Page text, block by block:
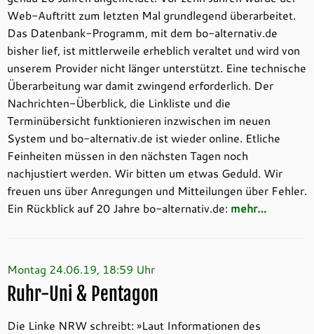
Web-Auftritt zum letzten Mal grundlegend überarbeitet.
Das Datenbank-Programm, mit dem bo-alternativ.de
bisher lief, ist mittlerweile erheblich veraltet und wird von
unserem Provider nicht länger unterstützt. Eine technische
Überarbeitung war damit zwingend erforderlich. Der
Nachrichten-Überblick, die Linkliste und die
Terminübersicht funktionieren inzwischen im neuen
System und bo-alternativ.de ist wieder online. Etliche
Feinheiten müssen in den nächsten Tagen noch
nachjustiert werden. Wir bitten um etwas Geduld. Wir
freuen uns über Anregungen und Mitteilungen über Fehler.
Ein Rückblick auf 20 Jahre bo-alternativ.de: mehr…
Montag 24.06.19, 18:59 Uhr
Ruhr-Uni & Pentagon
Die Linke NRW schreibt: »Laut Informationen des